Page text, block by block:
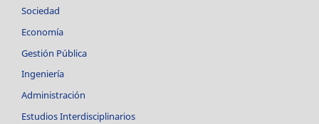
Sociedad
Economía
Gestión Pública
Ingeniería
Administración
Estudios Interdisciplinarios